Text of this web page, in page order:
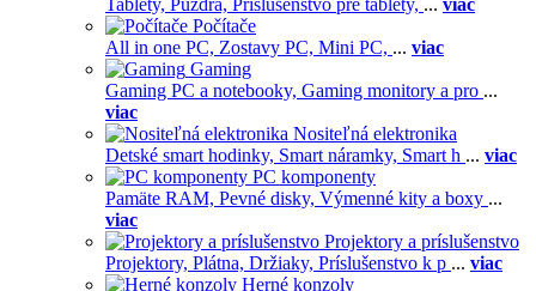
Tablety, Púzdra, Príslušenstvo pre tablety, ... viac
Počítače
All in one PC, Zostavy PC, Mini PC, ... viac
Gaming
Gaming PC a notebooky, Gaming monitory a pro ...
viac
Nositeľná elektronika
Detské smart hodinky, Smart náramky, Smart h ... viac
PC komponenty
Pamäte RAM, Pevné disky, Výmenné kity a boxy ...
viac
Projektory a príslušenstvo
Projektory, Plátna, Držiaky, Príslušenstvo k p ... viac
Herné konzoly